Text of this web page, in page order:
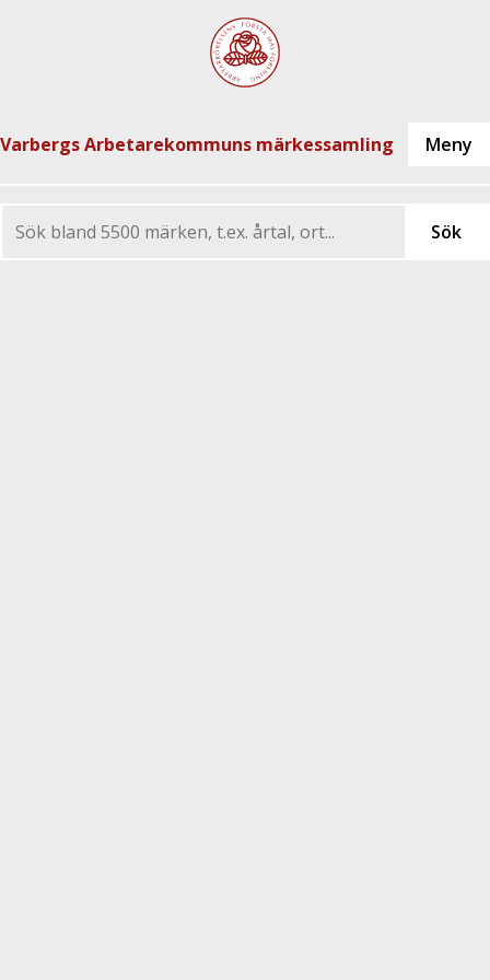
Varbergs Arbetarekommuns märkessamling